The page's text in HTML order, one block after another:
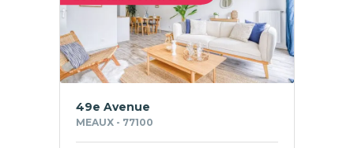
49e Avenue
MEAUX - 77100